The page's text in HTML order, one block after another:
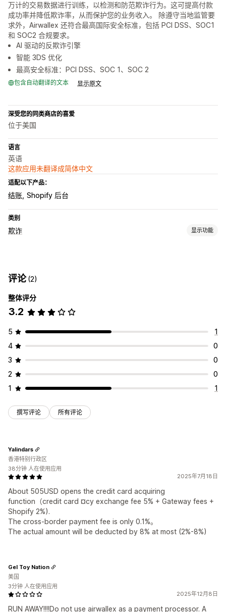
万计的交易数据进行训练，以检测和防范欺诈行为。这可提高付款
成功率并降低欺诈率，从而保护您的业务收入。 除遵守当地监管要
求外，Airwallex 还符合最高国际安全标准，包括 PCI DSS、SOC1
和 SOC2 合规要求。
AI 驱动的反欺诈引擎
智能 3DS 优化
最高安全标准：PCI DSS、SOC 1、SOC 2
包含自动翻译的文本 显示原文
深受您的同类商店的喜爱
位于美国
语言
英语
这款应用未翻译成简体中文
适配以下产品：
结账 Shopify 后台
类别
欺诈 显示功能
订单验证
AI 驱动的检测
欺诈筛选条件
提醒和分析
高风险提醒 风险报告
评论(2)
整体评分
3.2
5
1
4
0
3
0
2
0
1
1
撰写评论 所有评论
2025年7月18日
About 505USD opens the credit card acquiring
function（credit card ¤cy exchange fee 5% + Gateway fees +
Shopify 2%).
The cross-border payment fee is only 0.1%。
The actual amount will be deducted by 8% at most (2%-8%)
Yalindars
香港特别行政区
38分钟 人在使用应用
2025年12月8日
RUN AWAY!!!!Do not use airwallex as a payment processor. A
Gel Toy Nation
美国
3分钟 人在使用应用